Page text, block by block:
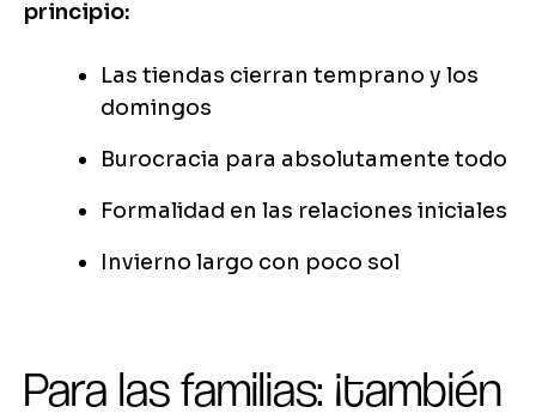
principio:
Las tiendas cierran temprano y los
domingos
Burocracia para absolutamente todo
Formalidad en las relaciones iniciales
Invierno largo con poco sol
Para las familias: ¡también